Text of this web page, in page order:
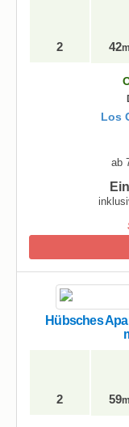
2 42
Los
ab
Hübsches
2 59